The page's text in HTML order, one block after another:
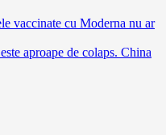
vaccinate cu Moderna nu ar
aproape de colaps. China